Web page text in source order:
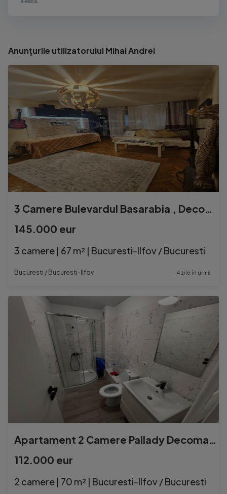
Anunțurile utilizatorului Mihai Andrei
3 Camere Bulevardul Basarabia , Decomandat , apoape de metro
145.000 eur
3 camere | 67 m² | Bucuresti-Ilfov / Bucuresti
Bucuresti / Bucuresti-Ilfov 4 zile în urmă
Apartament 2 Camere Pallady Decomandat+loc de parcare
112.000 eur
2 camere | 70 m² | Bucuresti-Ilfov / Bucuresti